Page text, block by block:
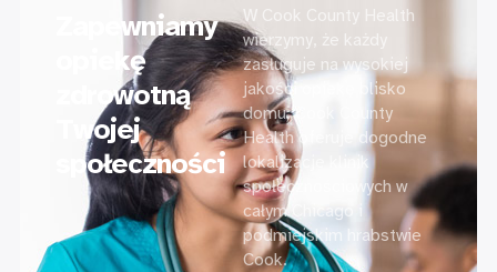
Zapewniamy
opiekę
zdrowotną
Twojej
społeczności
W Cook County Health
wierzymy, że każdy
zasługuje na wysokiej
jakości opiekę blisko
domu. Cook County
Health oferuje dogodne
lokalizacje klinik
społecznościowych w
całym Chicago i
podmiejskim hrabstwie
Cook.